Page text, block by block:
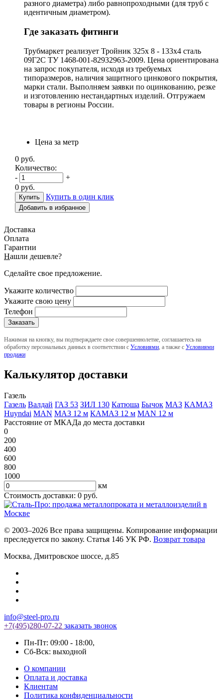
разного диаметра) либо равнопроходными (для труб с
идентичным диаметром).
Где заказать фитинги
Трубмаркет реализует Тройник 325х 8 - 133х4 сталь
09Г2С ТУ 1468-001-82932963-2009. Цена ориентирована
на запрос покупателя, исходя из требуемых
типоразмеров, наличия защитного цинкового покрытия,
марки стали. Выполняем заявки по оцинкованию, резке
и изготовлению нестандартных изделий. Отгружаем
товары в регионы России.
Цена за метр
0 руб.
Количество:
-
+
0 руб.
Купить в один клик
Добавить в избранное
Доставка
Оплата
Гарантии
Нашли дешевле?
Сделайте свое предложение.
Укажите количество
Укажите свою цену
Телефон
Нажимая на кнопку, вы подтверждаете свое совершеннолетие, соглашаетесь на
обработку персональных данных в соответствии с Условиями , а также с Условиями
продажи
Калькулятор доставки
Газель
Газель Валдай ГАЗ 53 ЗИЛ 130 Катюша Бычок МАЗ КАМАЗ
Huyndai MAN МАЗ 12 м КАМАЗ 12 м MAN 12 м
Расстояние от МКАДа до места доставки
0
200
400
600
800
1000
км
Стоимость доставки: 0 руб.
© 2003–2026 Все права защищены. Копирование информации
преследуется по закону. Статья 146 УК РФ. Возврат товара
Москва, Дмитровское шоссе, д.85
info@steel-pro.ru
+7(495)280-07-22 заказать звонок
Пн-Пт: 09:00 - 18:00,
Cб-Вск: выходной
О компании
Оплата и доставка
Клиентам
Политика конфиденциальности